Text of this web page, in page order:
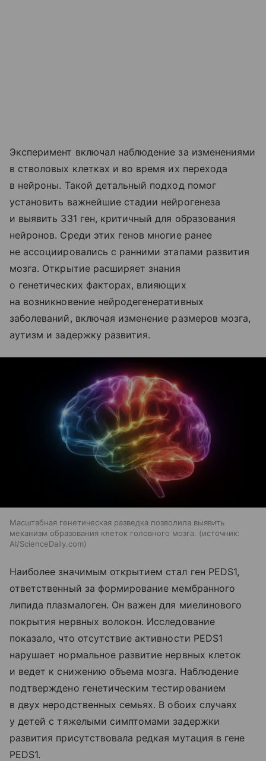
Эксперимент включал наблюдение за изменениями
в стволовых клетках и во время их перехода
в нейроны. Такой детальный подход помог
установить важнейшие стадии нейрогенеза
и выявить 331 ген, критичный для образования
нейронов. Среди этих генов многие ранее
не ассоциировались с ранними этапами развития
мозга. Открытие расширяет знания
о генетических факторах, влияющих
на возникновение нейродегенеративных
заболеваний, включая изменение размеров мозга,
аутизм и задержку развития.
Масштабная генетическая разведка позволила выявить
механизм образования клеток головного мозга.
источник:
AI/ScienceDaily.com
Наиболее значимым открытием стал ген PEDS1,
ответственный за формирование мембранного
липида плазмалоген. Он важен для миелинового
покрытия нервных волокон. Исследование
показало, что отсутствие активности PEDS1
нарушает нормальное развитие нервных клеток
и ведет к снижению объема мозга. Наблюдение
подтверждено генетическим тестированием
в двух неродственных семьях. В обоих случаях
у детей с тяжелыми симптомами задержки
развития присутствовала редкая мутация в гене
PEDS1.